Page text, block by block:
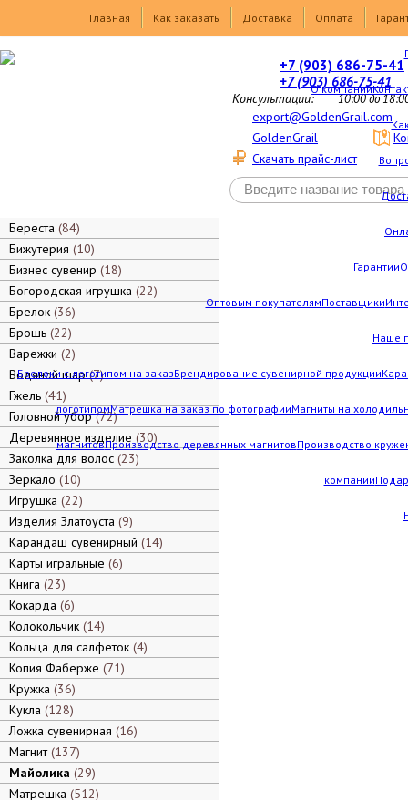
Главная
Как заказать Доставка Оплата
О компании
Гарантии
Оптовым покупателямПоставщики
Наше
Брелоки с логотипом на заказБрендирование сувенирной продукции
логотипомМатрешка на заказ по фотографииМагниты на
магнитовПроизводство деревянных магнитовПроизводство
компании
+7 (903) 686-75-41
+7 (903) 686-75-41
Консультации: 10:00 до
export@GoldenGrail.com
GoldenGrail
Скачать прайс-лист
Береста 84
Бижутерия 10
Бизнес сувенир 18
Богородская игрушка 22
Брелок 36
Брошь 22
Варежки 2
Водяной шар 7
Гжель 41
Головной убор 72
Деревянное изделие 30
Заколка для волос 23
Зеркало 10
Игрушка 22
Изделия Златоуста 9
Карандаш сувенирный 14
Карты игральные 6
Книга 23
Кокарда 6
Колокольчик 14
Кольца для салфеток 4
Копия Фаберже 71
Кружка 36
Кукла 128
Ложка сувенирная 16
Магнит 137
Майолика 29
Матрешка 512